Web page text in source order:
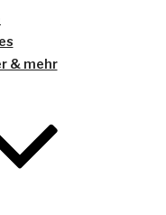
& mehr